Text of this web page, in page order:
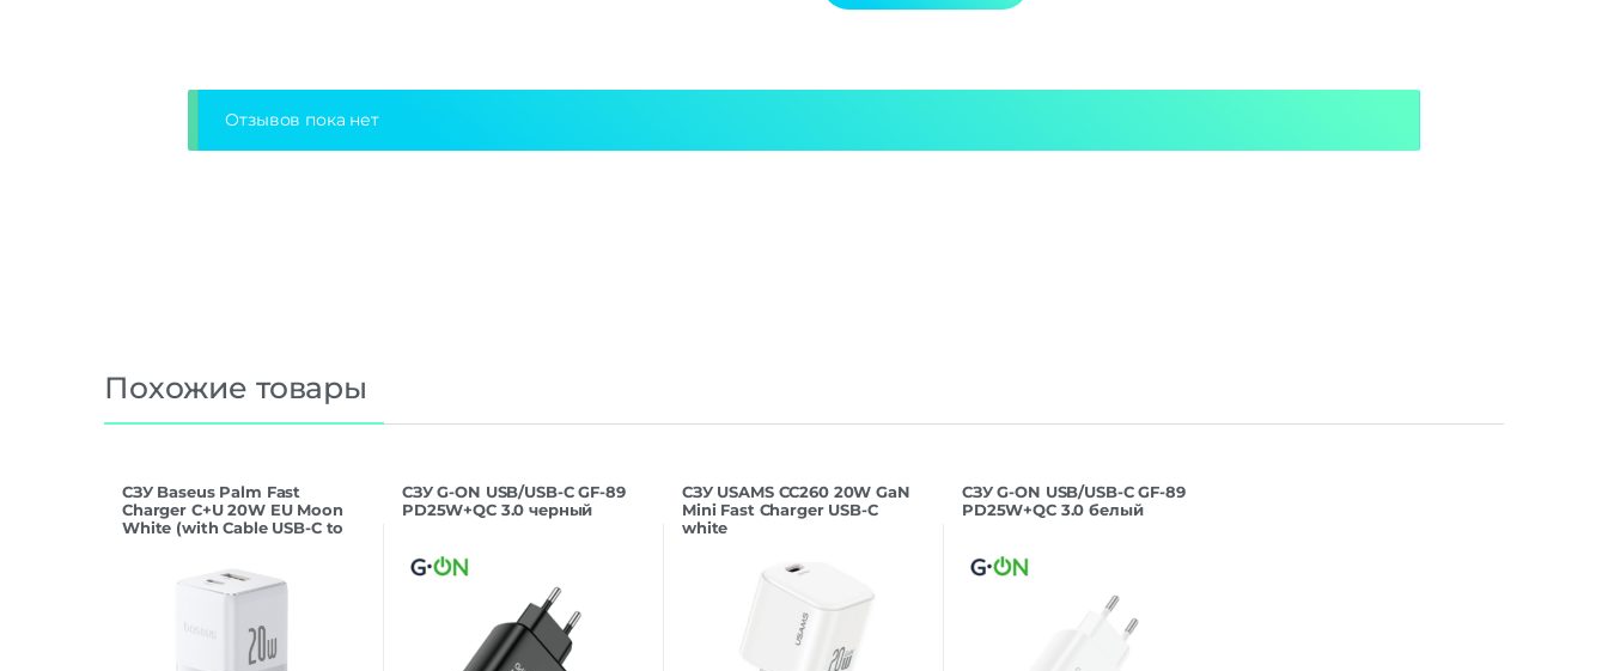
Отзывов пока нет
Похожие товары
СЗУ Baseus Palm Fast
Charger C+U 20W EU Moon
White (with Cable USB-C to
СЗУ G-ON USB/USB-C GF-89
PD25W+QC 3.0 черный
СЗУ USAMS CC260 20W GaN
Mini Fast Charger USB-C
white
СЗУ G-ON USB/USB-C GF-89
PD25W+QC 3.0 белый